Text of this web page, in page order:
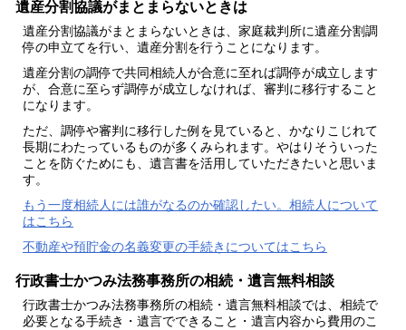
遺産分割協議がまとまらないときは
遺産分割協議がまとまらないときは、家庭裁判所に遺産分割調
停の申立てを行い、遺産分割を行うことになります。
遺産分割の調停で共同相続人が合意に至れば調停が成立します
が、合意に至らず調停が成立しなければ、審判に移行すること
になります。
ただ、調停や審判に移行した例を見ていると、かなりこじれて
長期にわたっているものが多くみられます。やはりそういった
ことを防ぐためにも、遺言書を活用していただきたいと思いま
す。
もう一度相続人には誰がなるのか確認したい。相続人について
はこちら
不動産や預貯金の名義変更の手続きについてはこちら
行政書士かつみ法務事務所の相続・遺言無料相談
行政書士かつみ法務事務所の相続・遺言無料相談では、 相続で
必要となる手続き・遺言でできること・遺言内容から費用のこ